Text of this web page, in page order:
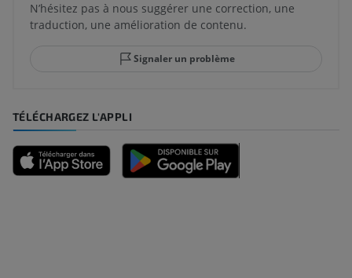
N’hésitez pas à nous suggérer une correction, une
traduction, une amélioration de contenu.
Signaler un problème
TÉLÉCHARGEZ L'APPLI